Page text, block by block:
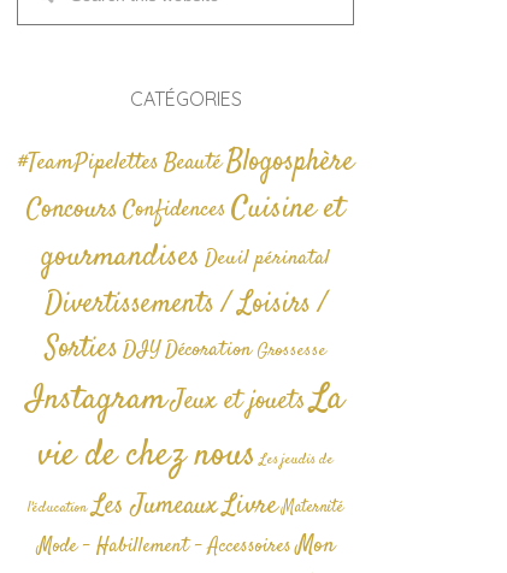
CATÉGORIES
#TeamPipelettesBeautéBlogosphère
ConcoursConfidences Cuisine et
gourmandises Deuil périnatal
Divertissements / Loisirs /
SortiesDIYDécoration Grossesse
InstagramJeux et jouetsLa
vie de chez nous Les jeudis de
l'éducation Les JumeauxLivre Maternité
Mode - Habillement - AccessoiresMon